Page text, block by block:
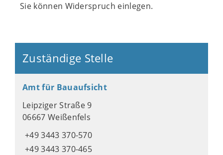
Sie können Widerspruch einlegen.
Zuständige Stelle
Amt für Bauaufsicht
Leipziger Straße 9
06667 Weißenfels
+49 3443 370-570
+49 3443 370-465